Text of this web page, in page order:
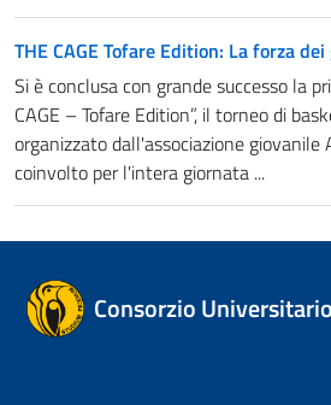
THE CAGE Tofare Edition: La forza
Si è conclusa con grande successo la
CAGE – Tofare Edition”, il torneo di
organizzato dall'associazione giovanile
coinvolto per l'intera giornata ...
Consorzio